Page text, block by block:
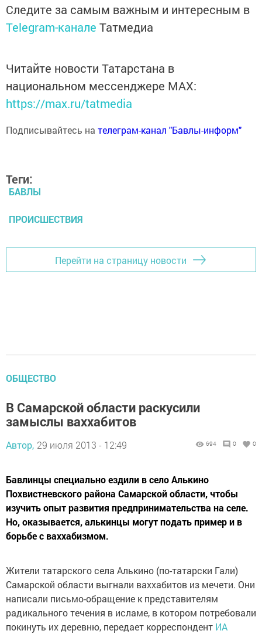
Следите за самым важным и интересным в
Telegram-канале Татмедиа
Читайте новости Татарстана в
национальном мессенджере MАХ:
https://max.ru/tatmedia
Подписывайтесь на телеграм-канал "Бавлы-информ"
Теги:
БАВЛЫ
ПРОИСШЕСТВИЯ
Перейти на страницу новости
ОБЩЕСТВО
В Самарской области раскусили
замыслы ваххабитов
Автор, 29 июля 2013 - 12:49 694 0 0
Бавлинцы специально ездили в село Алькино
Похвистневского района Самарской области, чтобы
изучить опыт развития предпринимательства на селе.
Но, оказывается, алькинцы могут подать пример и в
борьбе с ваххабизмом.
Жители татарского села Алькино (по-татарски Гали)
Самарской области выгнали ваххабитов из мечети. Они
написали письмо-обращение к представителям
радикального течения в исламе, в котором потребовали
покинуть их деревню, передает корреспондент ИА